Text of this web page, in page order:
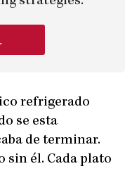
refrigerado
se esta
de terminar.
sin él. Cada plato